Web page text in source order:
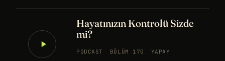
Hayatınızın Kontrolü Sizde
mi?
PODCAST BÖLÜM 170
YAPAY